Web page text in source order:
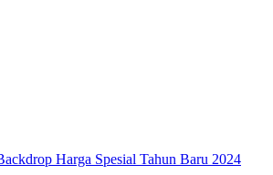
Harga Spesial Tahun Baru 2024